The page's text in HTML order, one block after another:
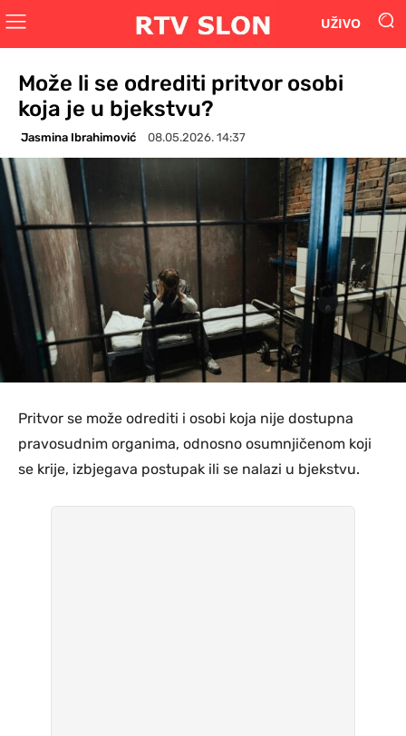
UŽIVO
Može li se odrediti pritvor osobi
koja je u bjekstvu?
Jasmina Ibrahimović 08.05.2026. 14:37
Pritvor se može odrediti i osobi koja nije dostupna
pravosudnim organima, odnosno osumnjičenom koji
se krije, izbjegava postupak ili se nalazi u bjekstvu.